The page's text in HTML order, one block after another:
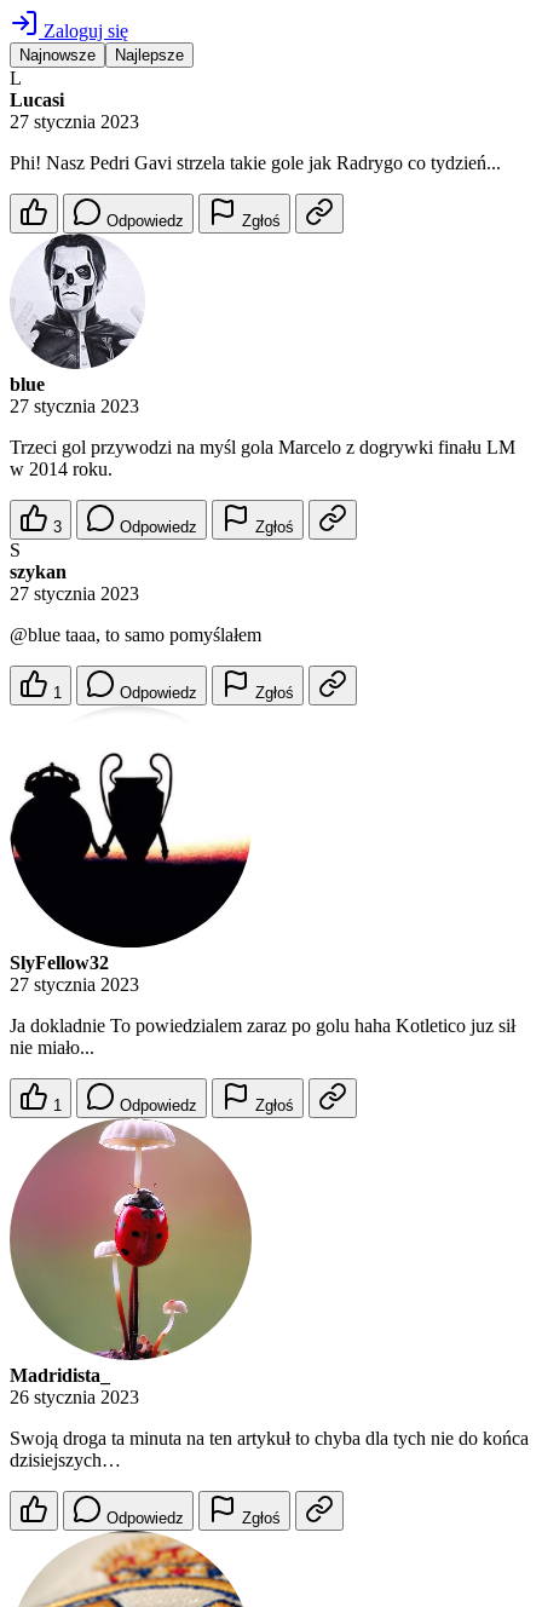
Zaloguj się
Najnowsze Najlepsze
L
Lucasi
27 stycznia 2023
Phi! Nasz Pedri Gavi strzela takie gole jak Radrygo co tydzień...
Odpowiedz Zgłoś
blue
27 stycznia 2023
Trzeci gol przywodzi na myśl gola Marcelo z dogrywki finału LM
w 2014 roku.
3 Odpowiedz Zgłoś
S
szykan
27 stycznia 2023
@blue taaa, to samo pomyślałem
1 Odpowiedz Zgłoś
SlyFellow32
27 stycznia 2023
Ja dokladnie To powiedzialem zaraz po golu haha Kotletico juz sił
nie miało...
1 Odpowiedz Zgłoś
Madridista_
26 stycznia 2023
Swoją droga ta minuta na ten artykuł to chyba dla tych nie do końca
dzisiejszych…
Odpowiedz Zgłoś